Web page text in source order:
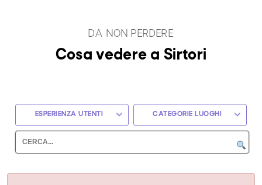
DA NON PERDERE
Cosa vedere a Sirtori
ESPERIENZA UTENTI CATEGORIE LUOGHI